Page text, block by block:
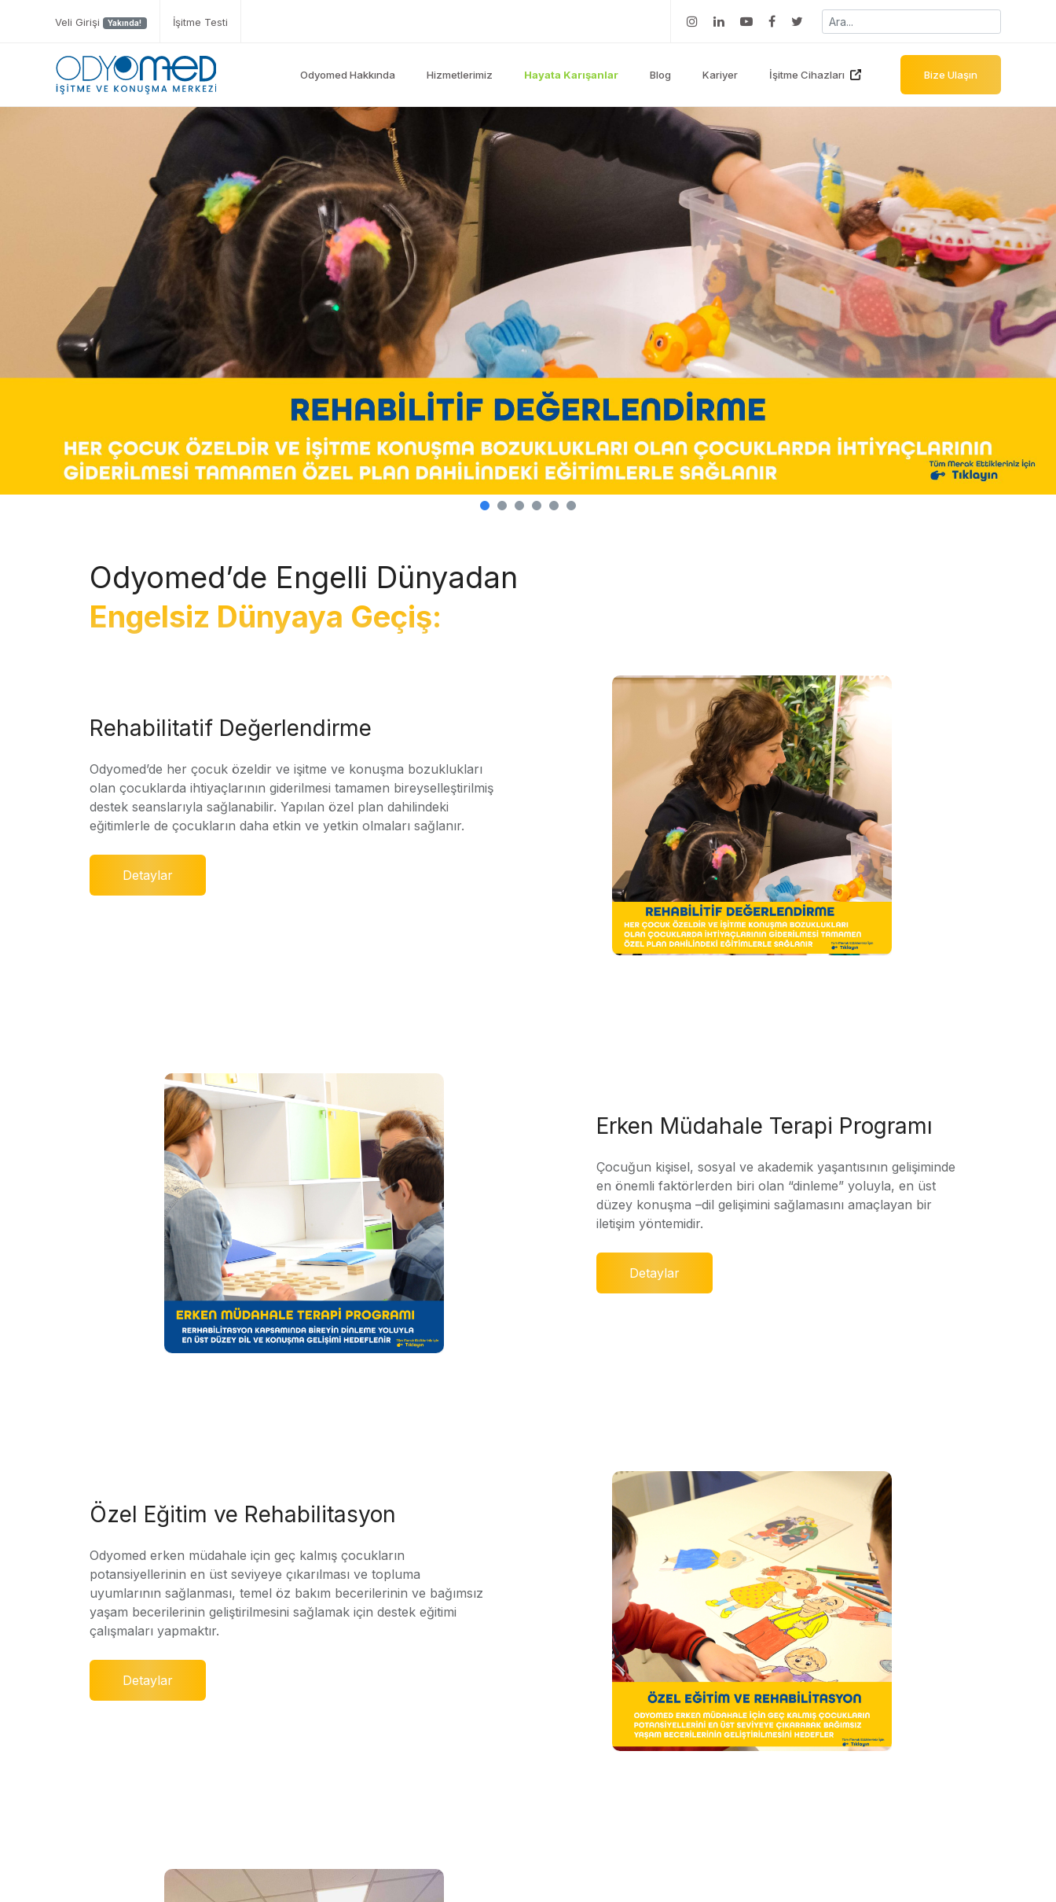
Veli Girişi Yakında! İşitme Testi
Odyomed Hakkında Hizmetlerimiz Hayata Karışanlar Blog Kariyer İşitme Cihazları Bize Ulaşın
Odyomed’de Engelli Dünyadan
Engelsiz Dünyaya Geçiş:
Rehabilitatif Değerlendirme
Odyomed’de her çocuk özeldir ve işitme ve konuşma bozuklukları
olan çocuklarda ihtiyaçlarının giderilmesi tamamen bireyselleştirilmiş
destek seanslarıyla sağlanabilir. Yapılan özel plan dahilindeki
eğitimlerle de çocukların daha etkin ve yetkin olmaları sağlanır.
Detaylar
Erken Müdahale Terapi Programı
Çocuğun kişisel, sosyal ve akademik yaşantısının gelişiminde
en önemli faktörlerden biri olan “dinleme” yoluyla, en üst
düzey konuşma –dil gelişimini sağlamasını amaçlayan bir
iletişim yöntemidir.
Detaylar
Özel Eğitim ve Rehabilitasyon
Odyomed erken müdahale için geç kalmış çocukların
potansiyellerinin en üst seviyeye çıkarılması ve topluma
uyumlarının sağlanması, temel öz bakım becerilerinin ve bağımsız
yaşam becerilerinin geliştirilmesini sağlamak için destek eğitimi
çalışmaları yapmaktır.
Detaylar